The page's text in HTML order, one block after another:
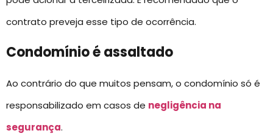
contrato preveja esse tipo de ocorrência.
Condomínio é assaltado
Ao contrário do que muitos pensam, o condomínio só é
responsabilizado em casos de negligência na
segurança.